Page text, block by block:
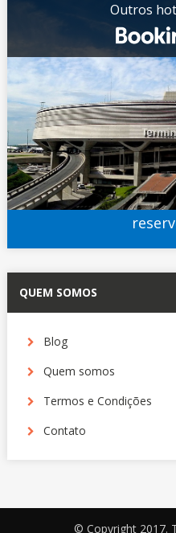
Outros
QUEM SOMOS
Blog
Quem somos
Termos e Condições
Contato
© Copyright 2017.